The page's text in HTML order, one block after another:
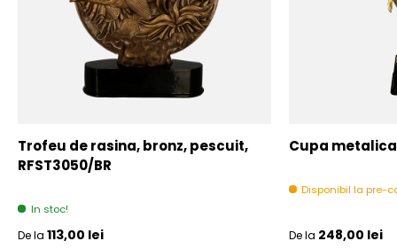
Trofeu de rasina, bronz, pescuit,
RFST3050/BR
In stoc!
Pret initial
De la 113,00 lei
Cupa
Disponibil la pre-
Pret initial
De la 248,00 lei